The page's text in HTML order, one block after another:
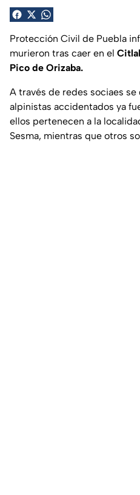
Protección Civil de Puebla
murieron tras caer en el
Pico de Orizaba.
A través de redes sociaes
alpinistas accidentados ya
ellos pertenecen a la
Sesma, mientras que otros